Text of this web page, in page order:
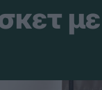
με